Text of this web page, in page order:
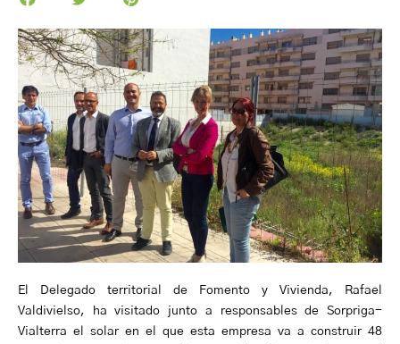
El Delegado territorial de Fomento y Vivienda, Rafael
Valdivielso, ha visitado junto a responsables de Sorpriga-
Vialterra el solar en el que esta empresa va a construir 48